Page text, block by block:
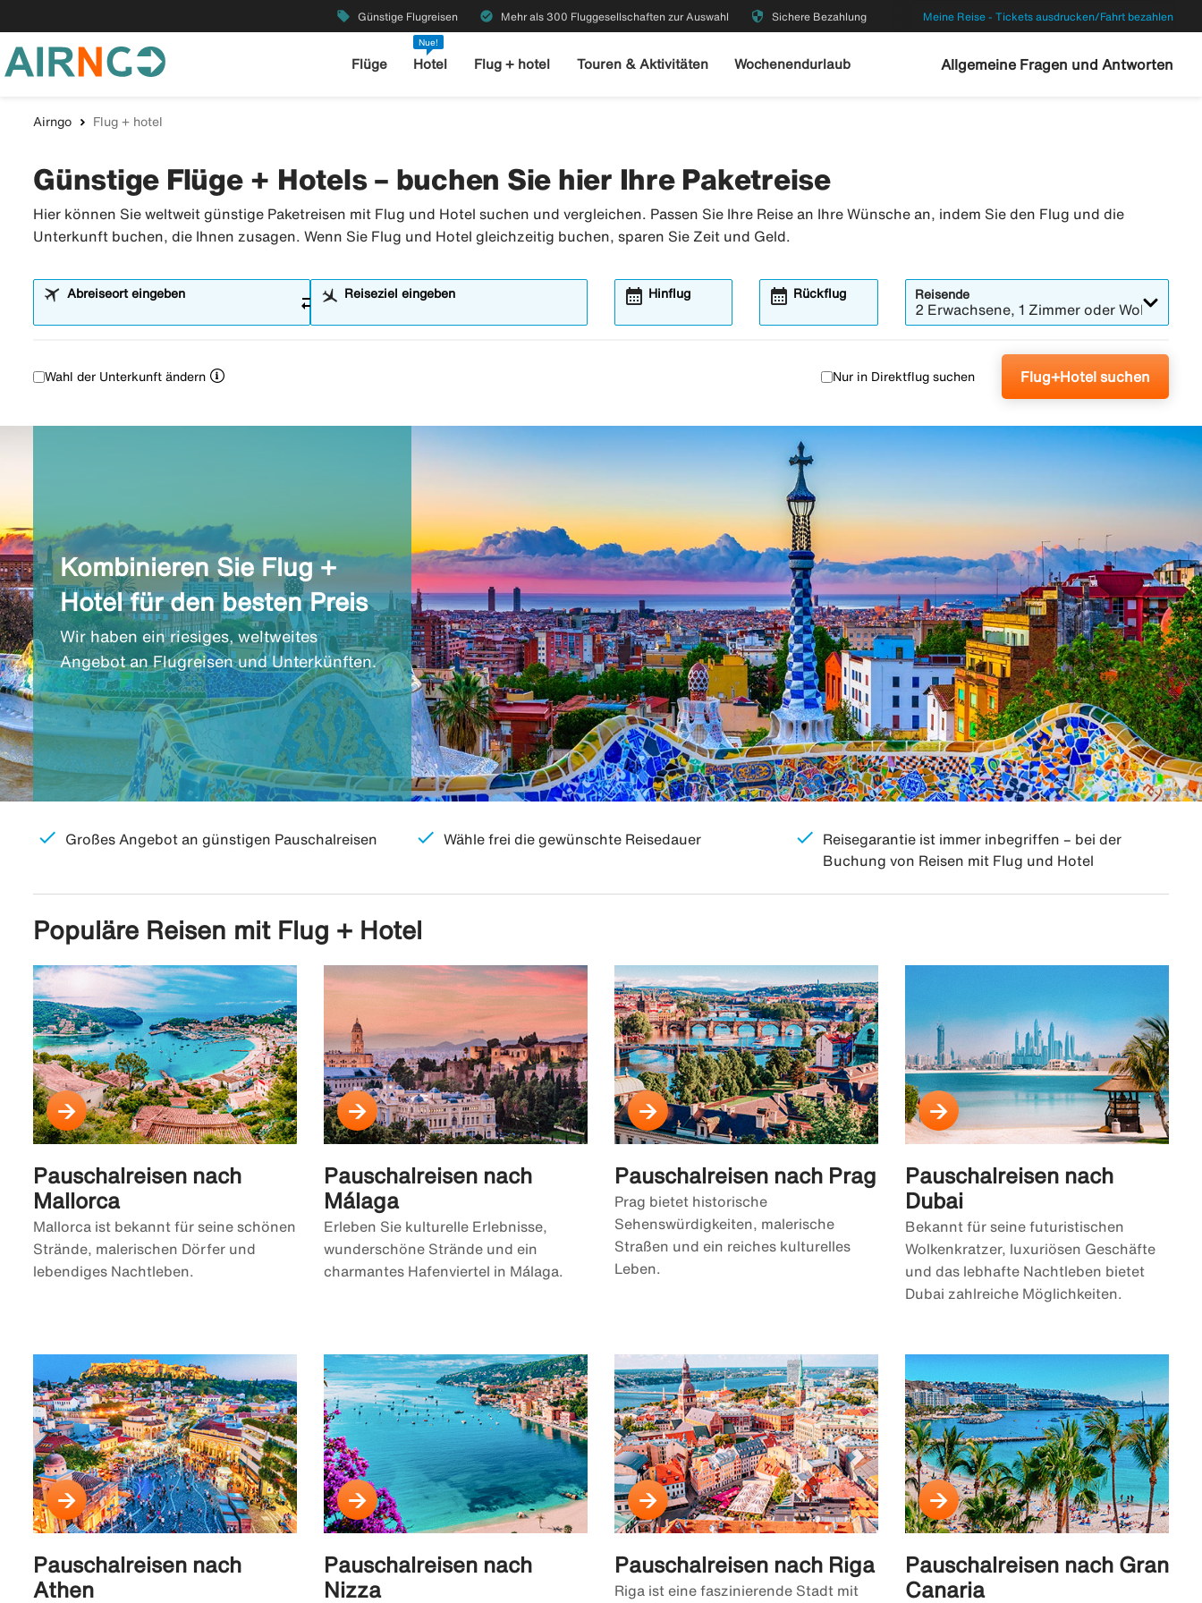
local_offer Günstige Flugreisen check_circle Mehr als 300 Fluggesellschaften zur Auswahl security Sichere Bezahlung Meine Reise - Tickets ausdrucken/Fahrt bezahlen
Flüge
Nue!
Hotel Flug + hotel Touren & Aktivitäten Wochenendurlaub Allgemeine Fragen und Antworten
Airngo Flug + hotel
Günstige Flüge + Hotels – buchen Sie hier Ihre Paketreise
Hier können Sie weltweit günstige Paketreisen mit Flug und Hotel suchen und vergleichen. Passen Sie Ihre Reise an Ihre Wünsche an, indem Sie den Flug und die
Unterkunft buchen, die Ihnen zusagen. Wenn Sie Flug und Hotel gleichzeitig buchen, sparen Sie Zeit und Geld.
Abreiseort eingeben sync_alt Reiseziel eingeben Hinflug
Öffnet
calendar_month Rückflug
Öffnet
calendar_month Reisende
2 Erwachsene, 1 Zimmer oder Wohnung
Wahl der Unterkunft ändern Nur in Direktflug suchen Flug+Hotel suchen
Kombinieren Sie Flug +
Hotel für den besten Preis
Wir haben ein riesiges, weltweites
Angebot an Flugreisen und Unterkünften.
check Großes Angebot an günstigen Pauschalreisen check Wähle frei die gewünschte Reisedauer check
Reisegarantie ist immer inbegriffen – bei der
Buchung von Reisen mit Flug und Hotel
Populäre Reisen mit Flug + Hotel
Pauschalreisen nach
Mallorca
Mallorca ist bekannt für seine schönen
Strände, malerischen Dörfer und
lebendiges Nachtleben.
Pauschalreisen nach
Málaga
Erleben Sie kulturelle Erlebnisse,
wunderschöne Strände und ein
charmantes Hafenviertel in Málaga.
Pauschalreisen nach Prag
Prag bietet historische
Sehenswürdigkeiten, malerische
Straßen und ein reiches kulturelles
Leben.
Pauschalreisen nach
Dubai
Bekannt für seine futuristischen
Wolkenkratzer, luxuriösen Geschäfte
und das lebhafte Nachtleben bietet
Dubai zahlreiche Möglichkeiten.
Pauschalreisen nach
Athen
Pauschalreisen nach
Nizza
Pauschalreisen nach Riga
Riga ist eine faszinierende Stadt mit
Pauschalreisen nach Gran
Canaria